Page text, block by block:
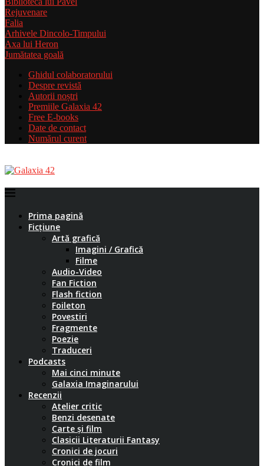
Rejuvenare
Falia
Arhivele Dincolo-Timpului
Axa lui Heron
Jumătatea goală
Ghidul colaboratorului
Despre revistă
Autorii noștri
Premiile Galaxia 42
Free E-books
Date de contact
Numărul curent
Prima pagină
Ficțiune
Artă grafică
Imagini / Grafică
Filme
Audio-Video
Fan Fiction
Flash fiction
Foileton
Povestiri
Fragmente
Poezie
Traduceri
Podcasts
Mai cinci minute
Galaxia Imaginarului
Recenzii
Atelier critic
Benzi desenate
Carte și film
Clasicii Literaturii Fantasy
Cronici de jocuri
Cronici de film